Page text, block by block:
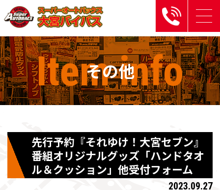
Iteminfo
その他
先行予約『それゆけ！大宮セブン』
番組オリジナルグッズ「ハンドタオ
ル＆クッション」他受付フォーム
2023.09.27